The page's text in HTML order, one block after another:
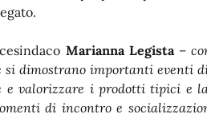
Marianna Legista–
si dimostrano importanti eventi
e valorizzare i prodotti tipici e
di incontro e